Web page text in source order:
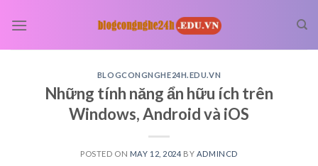
BLOGCONGNGHE24H.EDU.VN
Những tính năng ẩn hữu ích trên
Windows, Android và iOS
POSTED ON MAY 12, 2024 BY ADMINCD